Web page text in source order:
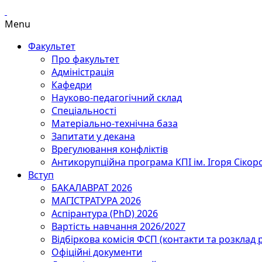
Menu
Факультет
Про факультет
Адміністрація
Кафедри
Науково-педагогічний склад
Спеціальності
Матеріально-технічна база
Запитати у декана
Врегулювання конфліктів
Антикорупційна програма КПІ ім. Ігоря
Вступ
БАКАЛАВРАТ 2026
МАГІСТРАТУРА 2026
Аспірантура (PhD) 2026
Вартість навчання 2026/2027
Відбіркова комісія ФСП (контакти та розклад
Офіційні документи